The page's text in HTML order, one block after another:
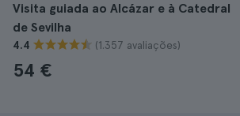
Visita guiada ao Alcázar e à Catedral
de Sevilha
4.4 (1.357 avaliações)
54 €